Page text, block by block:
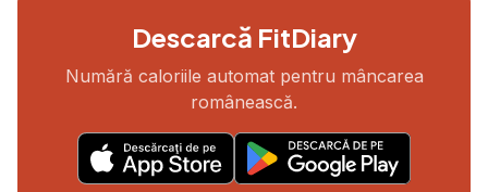
Descarcă FitDiary
Numără caloriile automat pentru mâncarea
românească.